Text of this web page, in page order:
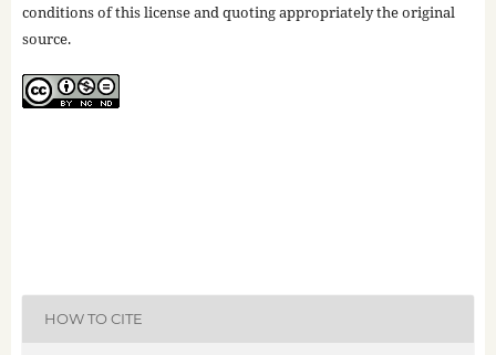
conditions of this license and quoting appropriately the original
source.
HOW TO CITE